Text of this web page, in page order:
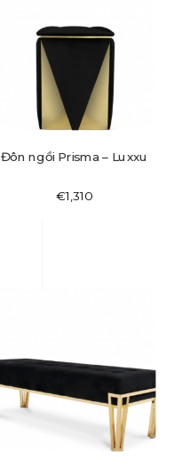
Đôn ngồi Prisma – Luxxu
€1,310